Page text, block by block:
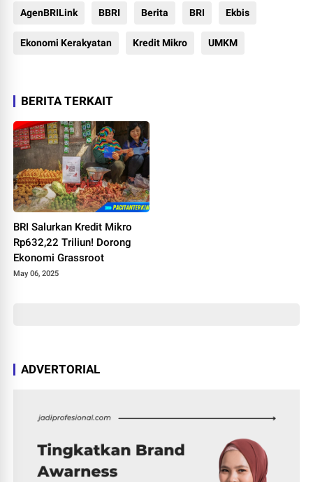
AgenBRILink BBRI Berita BRI Ekbis
Ekonomi Kerakyatan Kredit Mikro UMKM
BERITA TERKAIT
BRI Salurkan Kredit Mikro
Rp632,22 Triliun! Dorong
Ekonomi Grassroot
May 06, 2025
ADVERTORIAL